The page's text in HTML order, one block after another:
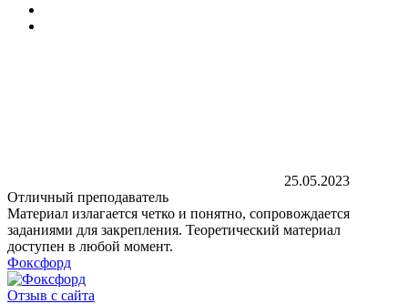
25.05.2023
Отличный преподаватель
Материал излагается четко и понятно, сопровождается
заданиями для закрепления. Теоретический материал
доступен в любой момент.
Фоксфорд
Отзыв с сайта